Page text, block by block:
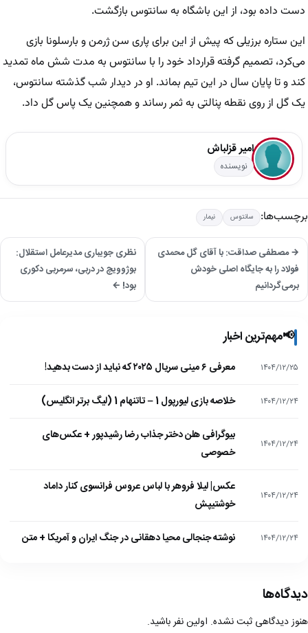
دست داده بود، از این باشگاه به سانتوس بازگشت.
این ستاره برزیلی که پیش از این برای پاری سن ژرمن و بارسلونا بازی
می‌کرد، تصمیم گرفته قرارداد خود را با سانتوس به مدت شش ماه تمدید
کند و تا پایان سال در این تیم بماند. او در دیدار شب گذشته سانتوس،
یک گل از روی نقطه پنالتی به ثمر رساند و همچنین یک پاس گل داد.
امیر قزلباش
نویسنده
برچسب‌ها: سانتوس نیمار
→ مصطفی صداقت: با آقای گل محمدی
فولاد را به جایگاه اصلی خودش
برمی‌گردانیم
نظری جویباری مدیرعامل استقلال:
بوژوویچ در دربی، سرمربی دکوری
بود! ←
📢مهم‌ترین اخبار
۱۴۰۴/۱۲/۲۵ معرفی ۶ مینی سریال ۲۰۲۵ که نباید از دست بدهید!
۱۴۰۴/۱۲/۲۴ خلاصه بازی لیورپول 1 – تاتنهام 1 (لیگ برتر انگلیس)
۱۴۰۴/۱۲/۲۴
بیوگرافی هلن دختر جذاب رضا رشیدپور + عکس‌های
خصوصی
۱۴۰۴/۱۲/۲۴
عکس| لیلا فروهر با لباس عروس فرانسوی کنار داماد
خوشتیپش
۱۴۰۴/۱۲/۲۴ نوشته جنجالی محیا دهقانی در جنگ ایران و آمریکا + متن
دیدگاه‌ها
هنوز دیدگاهی ثبت نشده. اولین نفر باشید.